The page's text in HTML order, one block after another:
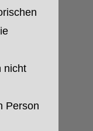
nicht
Person